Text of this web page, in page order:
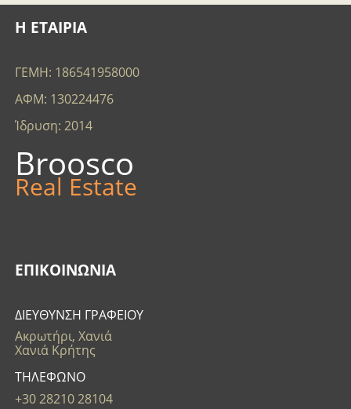
Η ΕΤΑΙΡΙΑ
ΓΕΜΗ: 186541958000
ΑΦΜ: 130224476
Ίδρυση: 2014
Broosco
Real Estate
ΕΠΙΚΟΙΝΩΝΊΑ
ΔΙΕΥΘΥΝΣΗ ΓΡΑΦΕΙΟΥ
Ακρωτήρι, Χανιά
Χανιά Κρήτης
ΤΗΛΕΦΩΝΟ
+30 28210 28104